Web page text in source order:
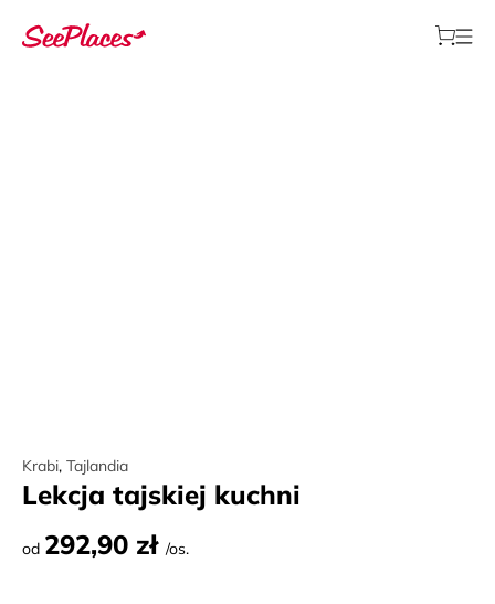
Krabi, Tajlandia
Lekcja tajskiej kuchni
od 292,90 zł /os.